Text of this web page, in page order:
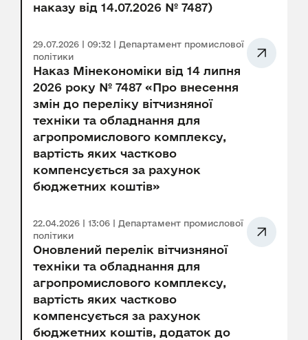
наказу від 14.07.2026 № 7487)
29.07.2026 | 09:32 | Департамент промислової
політики
Наказ Мінекономіки від 14 липня
2026 року № 7487 «Про внесення
змін до переліку вітчизняної
техніки та обладнання для
агропромислового комплексу,
вартість яких частково
компенсується за рахунок
бюджетних коштів»
22.04.2026 | 13:06 | Департамент промислової
політики
Оновлений перелік вітчизняної
техніки та обладнання для
агропромислового комплексу,
вартість яких частково
компенсується за рахунок
бюджетних коштів, додаток до